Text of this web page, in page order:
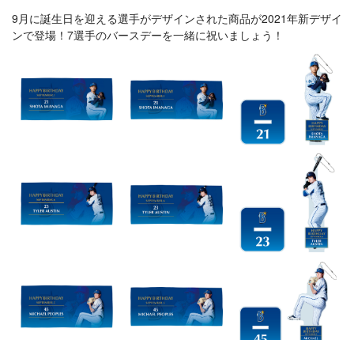
9月に誕生日を迎える選手がデザインされた商品が2021年新デザイ
ンで登場！7選手のバースデーを一緒に祝いましょう！